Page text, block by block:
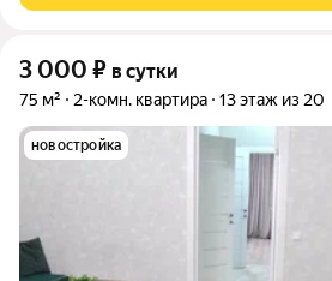
3 000 ₽ в сутки
75 м² 2-комн. квартира 13 этаж из 20
новостройка